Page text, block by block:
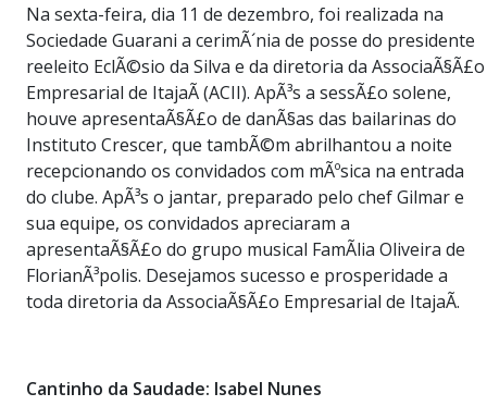
Na sexta-feira, dia 11 de dezembro, foi realizada na
Sociedade Guarani a cerimÃ´nia de posse do presidente
reeleito EclÃ©sio da Silva e da diretoria da AssociaÃ§Ã£o
Empresarial de ItajaÃ­ (ACII). ApÃ³s a sessÃ£o solene,
houve apresentaÃ§Ã£o de danÃ§as das bailarinas do
Instituto Crescer, que tambÃ©m abrilhantou a noite
recepcionando os convidados com mÃºsica na entrada
do clube. ApÃ³s o jantar, preparado pelo chef Gilmar e
sua equipe, os convidados apreciaram a
apresentaÃ§Ã£o do grupo musical FamÃ­lia Oliveira de
FlorianÃ³polis. Desejamos sucesso e prosperidade a
toda diretoria da AssociaÃ§Ã£o Empresarial de ItajaÃ­.
Cantinho da Saudade: Isabel Nunes